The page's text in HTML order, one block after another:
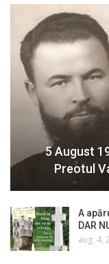
5 August
Preotul
A
DAR
aug. 4,